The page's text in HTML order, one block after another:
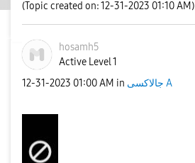
(Topic created on: 12-31-2023 01:10 AM)
hosamh5
Active Level 1
‎12-31-2023 01:00 AM in جالاكسى A